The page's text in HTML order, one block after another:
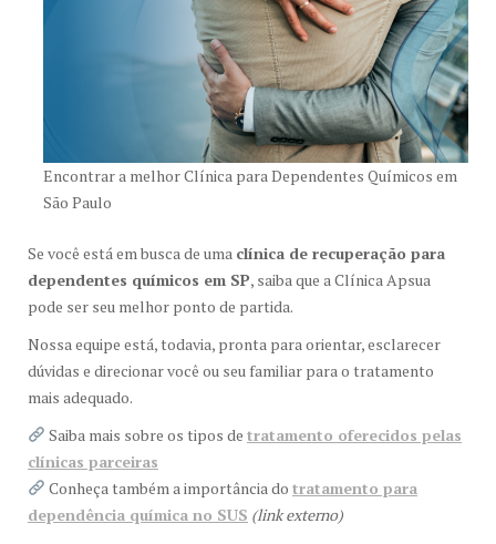
Encontrar a melhor Clínica para Dependentes Químicos em
São Paulo
Se você está em busca de uma clínica de recuperação para
dependentes químicos em SP, saiba que a Clínica Apsua
pode ser seu melhor ponto de partida.
Nossa equipe está, todavia, pronta para orientar, esclarecer
dúvidas e direcionar você ou seu familiar para o tratamento
mais adequado.
Saiba mais sobre os tipos de tratamento oferecidos pelas
clínicas parceiras
Conheça também a importância do tratamento para
dependência química no SUS (link externo)